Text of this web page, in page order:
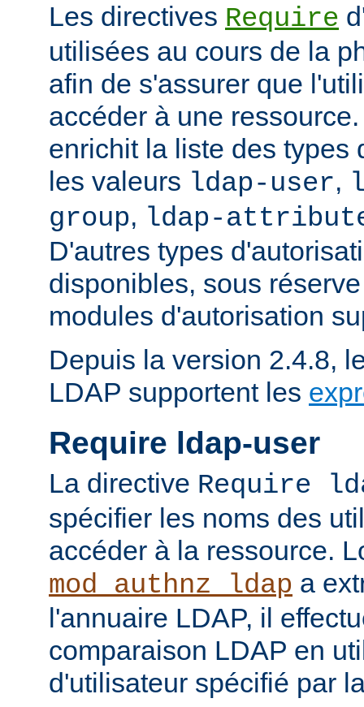
Les directives Require
utilisées au cours de la
afin de s'assurer que
accéder à une
enrichit la liste des types
les valeurs ldap-user,
group, ldap-
D'autres types
disponibles, sous
modules d'autorisation
Depuis la version 2.4.8,
LDAP supportent les
Require ldap-user
La directive Require
spécifier les noms des
accéder à la ressource.
mod_authnz_ldap a
l'annuaire LDAP, il
comparaison LDAP en
d'utilisateur spécifié par